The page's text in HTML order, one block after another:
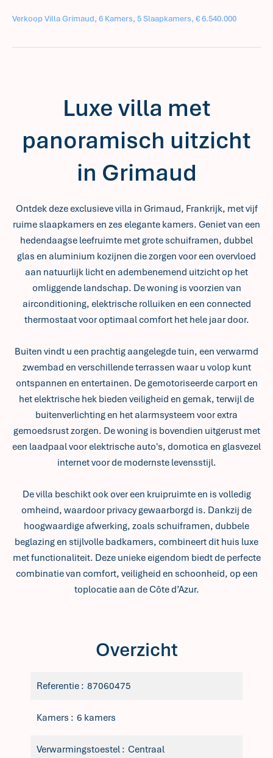
Verkoop Villa Grimaud, 6 Kamers, 5 Slaapkamers, € 6.540.000
Luxe villa met
panoramisch uitzicht
in Grimaud
Ontdek deze exclusieve villa in Grimaud, Frankrijk, met vijf
ruime slaapkamers en zes elegante kamers. Geniet van een
hedendaagse leefruimte met grote schuiframen, dubbel
glas en aluminium kozijnen die zorgen voor een overvloed
aan natuurlijk licht en adembenemend uitzicht op het
omliggende landschap. De woning is voorzien van
airconditioning, elektrische rolluiken en een connected
thermostaat voor optimaal comfort het hele jaar door.
Buiten vindt u een prachtig aangelegde tuin, een verwarmd
zwembad en verschillende terrassen waar u volop kunt
ontspannen en entertainen. De gemotoriseerde carport en
het elektrische hek bieden veiligheid en gemak, terwijl de
buitenverlichting en het alarmsysteem voor extra
gemoedsrust zorgen. De woning is bovendien uitgerust met
een laadpaal voor elektrische auto's, domotica en glasvezel
internet voor de modernste levensstijl.
De villa beschikt ook over een kruipruimte en is volledig
omheind, waardoor privacy gewaarborgd is. Dankzij de
hoogwaardige afwerking, zoals schuiframen, dubbele
beglazing en stijlvolle badkamers, combineert dit huis luxe
met functionaliteit. Deze unieke eigendom biedt de perfecte
combinatie van comfort, veiligheid en schoonheid, op een
toplocatie aan de Côte d’Azur.
Overzicht
Referentie 87060475
Kamers 6 kamers
Verwarmingstoestel Centraal